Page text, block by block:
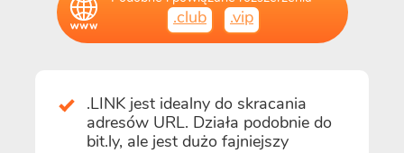
.club .vip
.LINK jest idealny do skracania
adresów URL. Działa podobnie do
bit.ly, ale jest dużo fajniejszy